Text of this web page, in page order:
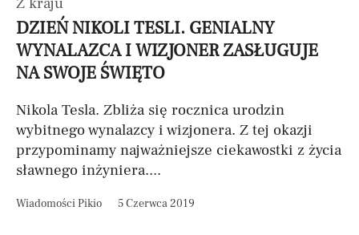
DZIEŃ NIKOLI TESLI. GENIALNY
WYNALAZCA I WIZJONER ZASŁUGUJE
NA SWOJE ŚWIĘTO
Nikola Tesla. Zbliża się rocznica urodzin
wybitnego wynalazcy i wizjonera. Z tej okazji
przypominamy najważniejsze ciekawostki z życia
sławnego inżyniera....
Wiadomości Pikio 5 Czerwca 2019